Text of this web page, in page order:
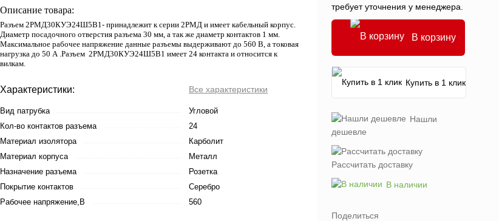
Описание товара:
Разъем 2РМД30КУЭ24Ш5В1- принадлежит к серии 2РМД и имеет кабельный корпус.
Диаметр посадочного отверстия разъема 30 мм, а так же диаметр контактов 1 мм.
Максимальное рабочее напряжение данные разъемы выдерживают до 560 В, а токовая
нагрузка до 50 А .Разъем 2РМД30КУЭ24Ш5В1 имеет 24 контакта и относится к
вилкам.
Характеристики: Все характеристики
Вид патрубка
Угловой
Кол-во контактов разъема
24
Материал изолятора
Карболит
Материал корпуса
Металл
Назначение разъема
Розетка
Покрытие контактов
Серебро
Рабочее напряжение,В
560
требует уточнения у менеджера.
В корзину
Купить в 1 клик
Нашли
дешевле
Рассчитать доставку
В наличии
Поделиться